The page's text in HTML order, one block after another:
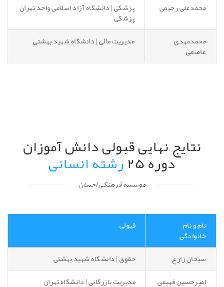
محمدعلی رحیمی پزشکی | دانشگاه آزاد اسلامی واحد تهران
پزشکی
محمدمهدی
عاصمی
مدیریت مالی | دانشگاه شهید بهشتی
نتایج نهایی قبولی دانش آموزان
دوره ۲۵ رشته انسانی
موسسه فرهنگی احسان
نام و نام
خانوادگی
قبولی
سبحان زارع
حقوق | دانشگاه شهید بهشتی
امیرحسین فهیمی
مدیریت بازرگانی | دانشگاه تهران